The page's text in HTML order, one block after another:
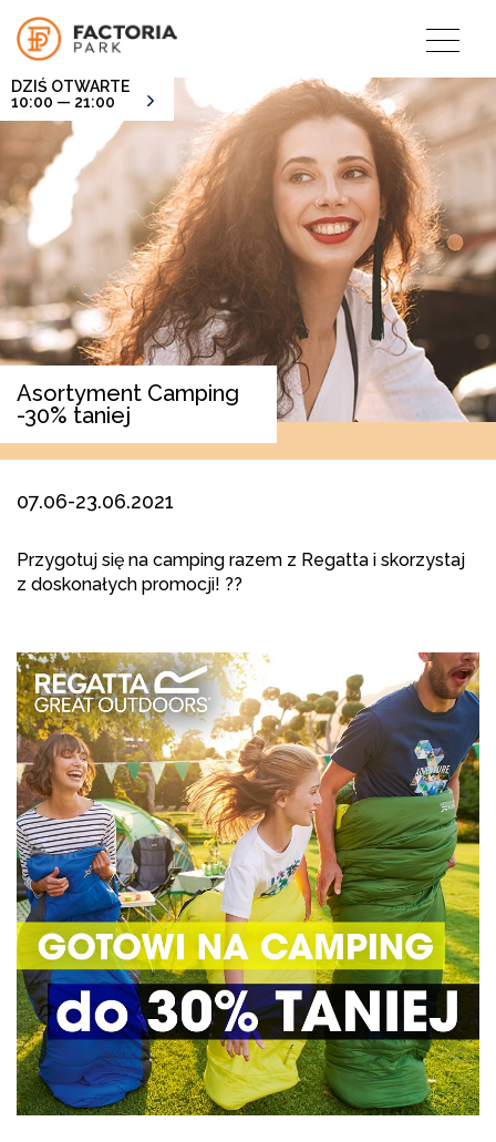
DZIŚ OTWARTE
10:00 — 21:00
Asortyment Camping
-30% taniej
07.06-23.06.2021
Przygotuj się na camping razem z Regatta i skorzystaj
z doskonałych promocji! ??